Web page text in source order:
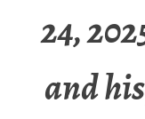
24,
and